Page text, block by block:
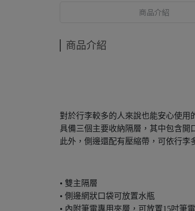
商品介紹
商品介紹
對於行李較多的人來說也能安心使用
具備三個主要收納隔層，其中包含開
此外，側邊還配有壓縮帶，可依行李
• 雙主隔層
• 側邊網狀口袋可放置水瓶
• 內附筆電專用夾層，可放置15吋筆電